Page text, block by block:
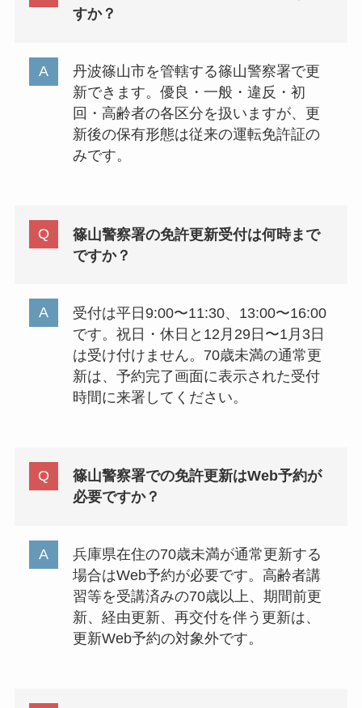
すか？
丹波篠山市を管轄する篠山警察署で更
新できます。優良・一般・違反・初
回・高齢者の各区分を扱いますが、更
新後の保有形態は従来の運転免許証の
みです。
篠山警察署の免許更新受付は何時まで
ですか？
受付は平日9:00〜11:30、13:00〜16:00
です。祝日・休日と12月29日〜1月3日
は受け付けません。70歳未満の通常更
新は、予約完了画面に表示された受付
時間に来署してください。
篠山警察署での免許更新はWeb予約が
必要ですか？
兵庫県在住の70歳未満が通常更新する
場合はWeb予約が必要です。高齢者講
習等を受講済みの70歳以上、期間前更
新、経由更新、再交付を伴う更新は、
更新Web予約の対象外です。